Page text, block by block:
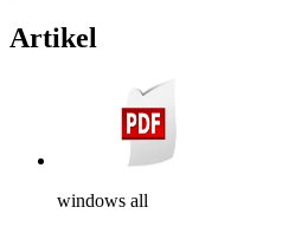
Artikel
windows all